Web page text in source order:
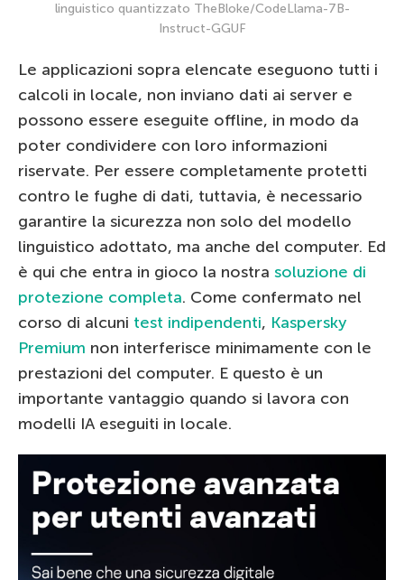
linguistico quantizzato TheBloke/CodeLlama-7B-
Instruct-GGUF
Le applicazioni sopra elencate eseguono tutti i
calcoli in locale, non inviano dati ai server e
possono essere eseguite offline, in modo da
poter condividere con loro informazioni
riservate. Per essere completamente protetti
contro le fughe di dati, tuttavia, è necessario
garantire la sicurezza non solo del modello
linguistico adottato, ma anche del computer. Ed
è qui che entra in gioco la nostra soluzione di
protezione completa. Come confermato nel
corso di alcuni test indipendenti, Kaspersky
Premium non interferisce minimamente con le
prestazioni del computer. E questo è un
importante vantaggio quando si lavora con
modelli IA eseguiti in locale.